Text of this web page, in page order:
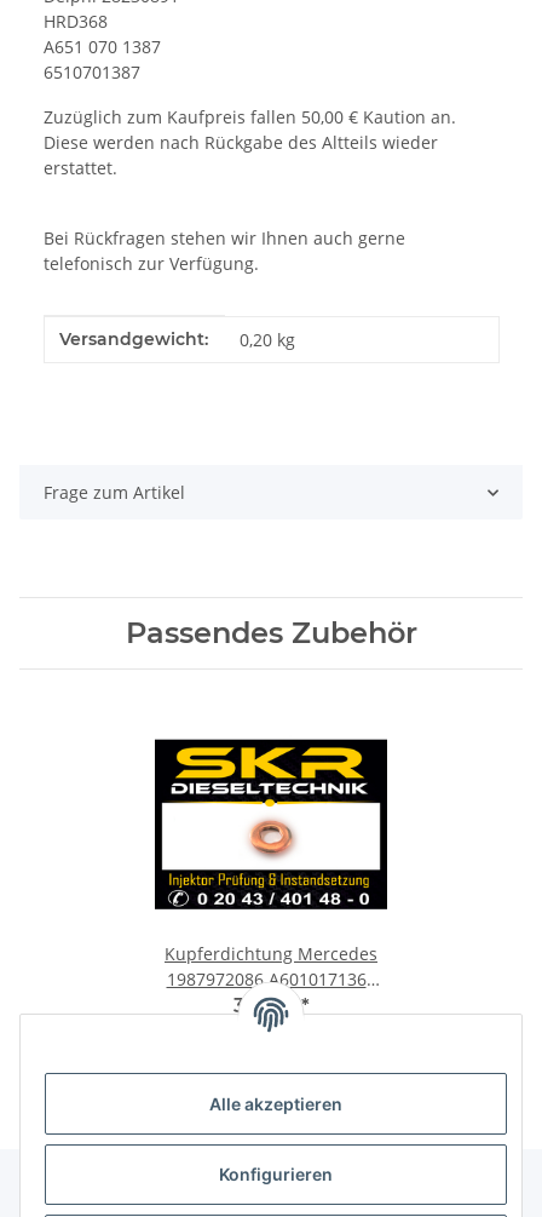
Alle akzeptieren
Konfigurieren
HRD368
A651 070 1387
6510701387
Zuzüglich zum Kaufpreis fallen 50,00 € Kaution an.
Diese werden nach Rückgabe des Altteils wieder
erstattet.
Bei Rückfragen stehen wir Ihnen auch gerne
telefonisch zur Verfügung.
Produkteigenschaft
Wert
Versandgewicht: 0,20 kg
Frage zum Artikel
Passendes Zubehör
Kupferdichtung Mercedes
1987972086 A6010171360
Dichtring Einspritzdüse
Injektor
3,00 €*